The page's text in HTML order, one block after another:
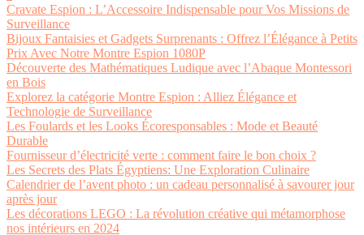
Cravate Espion : L’Accessoire Indispensable pour Vos Missions de
Surveillance
Bijoux Fantaisies et Gadgets Surprenants : Offrez l’Élégance à Petits
Prix Avec Notre Montre Espion 1080P
Découverte des Mathématiques Ludique avec l’Abaque Montessori
en Bois
Explorez la catégorie Montre Espion : Alliez Élégance et
Technologie de Surveillance
Les Foulards et les Looks Écoresponsables : Mode et Beauté
Durable
Fournisseur d’électricité verte : comment faire le bon choix ?
Les Secrets des Plats Égyptiens: Une Exploration Culinaire
Calendrier de l’avent photo : un cadeau personnalisé à savourer jour
après jour
Les décorations LEGO : La révolution créative qui métamorphose
nos intérieurs en 2024